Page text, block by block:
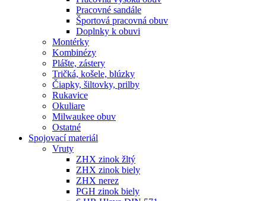
Pracovné sandále
Športová pracovná obuv
Doplnky k obuvi
Montérky
Kombinézy
Plášte, zástery
Tričká, košele, blúzky
Čiapky, šiltovky, prilby
Rukavice
Okuliare
Milwaukee obuv
Ostatné
Spojovacímateriál
Vruty
ZHX zinok žltý
ZHX zinok biely
ZHX nerez
PGH zinok biely